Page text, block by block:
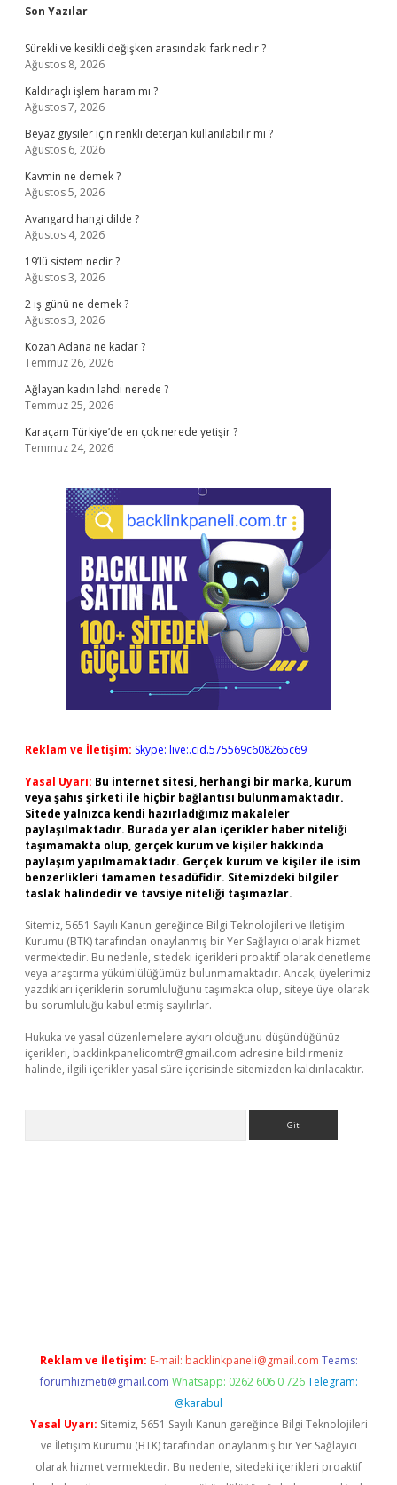
Sidebar
Son Yazılar
Sürekli ve kesikli değişken arasındaki fark nedir ?
Ağustos 8, 2026
Kaldıraçlı işlem haram mı ?
Ağustos 7, 2026
Beyaz giysiler için renkli deterjan kullanılabilir mi ?
Ağustos 6, 2026
Kavmin ne demek ?
Ağustos 5, 2026
Avangard hangi dilde ?
Ağustos 4, 2026
19’lü sistem nedir ?
Ağustos 3, 2026
2 iş günü ne demek ?
Ağustos 3, 2026
Kozan Adana ne kadar ?
Temmuz 26, 2026
Ağlayan kadın lahdi nerede ?
Temmuz 25, 2026
Karaçam Türkiye’de en çok nerede yetişir ?
Temmuz 24, 2026
Reklam ve İletişim: Skype: live:.cid.575569c608265c69
Yasal Uyarı: Bu internet sitesi, herhangi bir marka, kurum
veya şahıs şirketi ile hiçbir bağlantısı bulunmamaktadır.
Sitede yalnızca kendi hazırladığımız makaleler
paylaşılmaktadır. Burada yer alan içerikler haber niteliği
taşımamakta olup, gerçek kurum ve kişiler hakkında
paylaşım yapılmamaktadır. Gerçek kurum ve kişiler ile isim
benzerlikleri tamamen tesadüfidir. Sitemizdeki bilgiler
taslak halindedir ve tavsiye niteliği taşımazlar.
Sitemiz, 5651 Sayılı Kanun gereğince Bilgi Teknolojileri ve İletişim
Kurumu (BTK) tarafından onaylanmış bir Yer Sağlayıcı olarak hizmet
vermektedir. Bu nedenle, sitedeki içerikleri proaktif olarak denetleme
veya araştırma yükümlülüğümüz bulunmamaktadır. Ancak, üyelerimiz
yazdıkları içeriklerin sorumluluğunu taşımakta olup, siteye üye olarak
bu sorumluluğu kabul etmiş sayılırlar.
Hukuka ve yasal düzenlemelere aykırı olduğunu düşündüğünüz
içerikleri, backlinkpanelicomtr@gmail.com adresine bildirmeniz
halinde, ilgili içerikler yasal süre içerisinde sitemizden kaldırılacaktır.
Reklam ve İletişim: E-mail: backlinkpaneli@gmail.com Teams:
forumhizmeti@gmail.com Whatsapp: 0262 606 0 726 Telegram:
@karabul
Yasal Uyarı: Sitemiz, 5651 Sayılı Kanun gereğince Bilgi Teknolojileri
ve İletişim Kurumu (BTK) tarafından onaylanmış bir Yer Sağlayıcı
olarak hizmet vermektedir. Bu nedenle, sitedeki içerikleri proaktif